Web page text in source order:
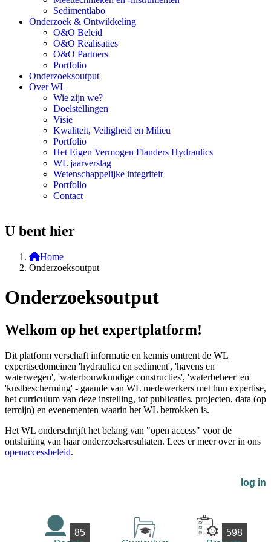
Sedimentlabo
Onderzoek & Ontwikkeling
O&O Beleid
O&O Realisaties
O&O Partners
Portfolio
Onderzoeksoutput
Over WL
Wie zijn we?
Doelstellingen
Visie
Kwaliteit, Veiligheid en Milieu
Portfolio
Het Eigen Vermogen Flanders Hydraulics
WL jaarverslag
Wetenschappelijke integriteit
Portfolio
Contact
U bent hier
Home
Onderzoeksoutput
Onderzoeksoutput
Welkom op het expertplatform!
Dit platform verschaft informatie en kennis omtrent de WL
expertisedomeinen 'hydraulica en sediment', 'havens en
waterwegen', 'waterbouwkundige constructies', 'waterbeheer' en
'kustbescherming' - gaande van WL medewerkers met hun expertise,
het curriculum van deze instelling, tot publicaties, projecten, data (op
termijn) en evenementen waarin het WL betrokken is.
Het WL onderschrijft het belang van "open access" voor de
ontsluiting van haar onderzoeksresultaten. Lees er meer over in ons
openaccessbeleid.
log in
85
598